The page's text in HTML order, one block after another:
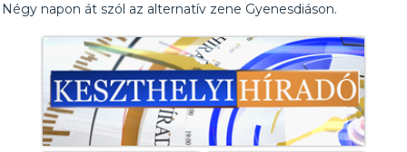
Négy napon át szól az alternatív zene Gyenesdiáson.